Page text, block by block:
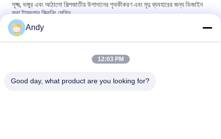
সূক্ষ্ম, ভঙ্গুর এবং আঠালো শিল্পজাতীয় উপাদানের পৃথকীকরণ এবং মৃদু ব্যবহারের জন্য ডিজাইন
করা টাম্বলার স্ক্রিনিং মেশিন
শিল্পে ভঙ্গুর সূক্ষ্ম এবং আঠালো উপকরণগুলির সহজ রক্ষণাবেক্ষণ এবং নরম স্ক্রিনিংয়ের জন্য
ডিজাইন করা টাম্বলার স্ক্রিনিং মেশিন
উচ্চ ধারণক্ষমতা সম্পন্ন টাম্বলার স্ক্রিনিং মেশিন যা বহু-স্তরীয় কণা আকার শ্রেণীবিন্যাস এবং
Andy
12:03 PM
Good day, what product are you looking for?